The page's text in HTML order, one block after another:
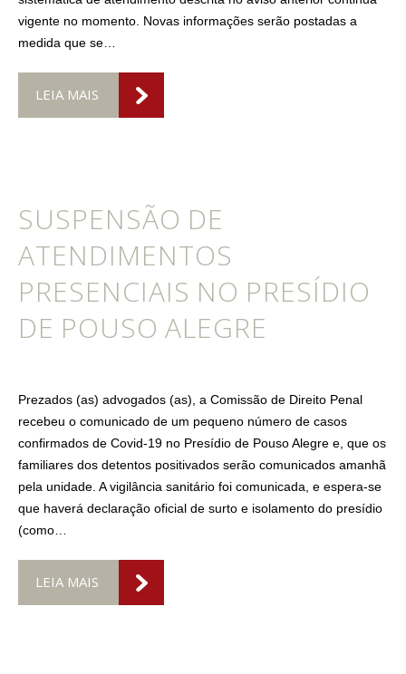
vigente no momento. Novas informações serão postadas a
medida que se…
LEIA MAIS
SUSPENSÃO DE
ATENDIMENTOS
PRESENCIAIS NO PRESÍDIO
DE POUSO ALEGRE
Prezados (as) advogados (as), a Comissão de Direito Penal
recebeu o comunicado de um pequeno número de casos
confirmados de Covid-19 no Presídio de Pouso Alegre e, que os
familiares dos detentos positivados serão comunicados amanhã
pela unidade. A vigilância sanitário foi comunicada, e espera-se
que haverá declaração oficial de surto e isolamento do presídio
(como…
LEIA MAIS